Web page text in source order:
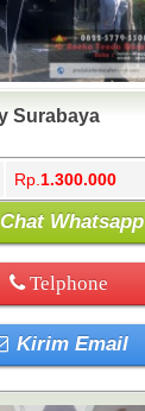
Surabaya
Rp. 1.300.000
Chat Whatsapp
Telphone
Kirim Email